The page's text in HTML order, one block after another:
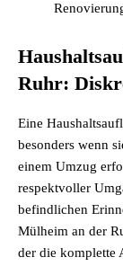
Ruhr:
Eine
besonders wenn
einem Umzug
respektvoller
befindlichen
Mülheim an der
der die komplette